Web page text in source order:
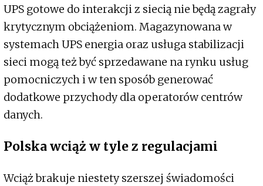
UPS gotowe do interakcji z siecią nie będą zagrały
krytycznym obciążeniom. Magazynowana w
systemach UPS energia oraz usługa stabilizacji
sieci mogą też być sprzedawane na rynku usług
pomocniczych i w ten sposób generować
dodatkowe przychody dla operatorów centrów
danych.
Polska wciąż w tyle z regulacjami
Wciąż brakuje niestety szerszej świadomości